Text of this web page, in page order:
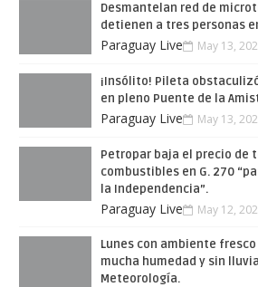
Desmantelan red de
detienen a tres personas
Paraguay Live May 13,
¡Insólito! Pileta
en pleno Puente de la
Paraguay Live May 13,
Petropar baja el precio de
combustibles en G. 270
la Independencia”.
Paraguay Live May 12,
Lunes con ambiente
mucha humedad y sin
Meteorología.